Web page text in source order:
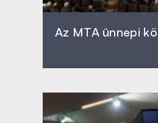
Az MTA ünnepi